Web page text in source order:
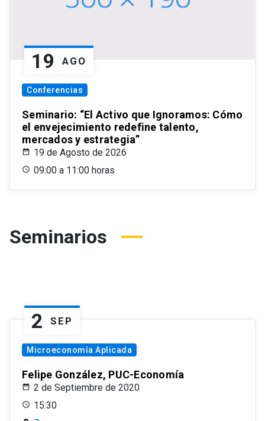
19 AGO
Conferencias
Seminario: “El Activo que Ignoramos: Cómo
el envejecimiento redefine talento,
mercados y estrategia”
19 de Agosto de 2026
09:00 a 11:00 horas
Seminarios
2 SEP
Microeconomía Aplicada
Felipe González, PUC-Economía
2 de Septiembre de 2020
15:30